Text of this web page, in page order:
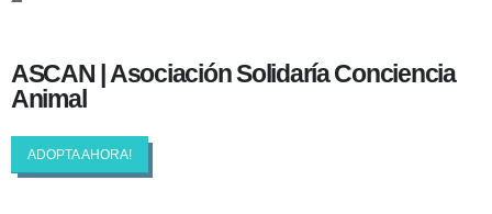
ASCAN | Asociación Solidaría Conciencia
Animal
ADOPTA AHORA!